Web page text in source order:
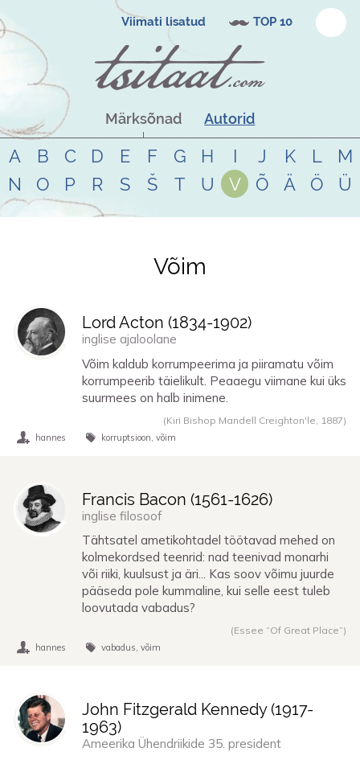
Viimati lisatud TOP 10
Märksõnad Autorid
A B C D E F G H I J K L
M
N
O P R S Š T U V Õ Ä Ö Ü
Tsitaadid teemalvõim
Võim
Lord Acton (1834-1902)
inglise ajaloolane
Võim kaldub korrumpeerima ja piiramatu võim
korrumpeerib täielikult. Peaaegu viimane kui üks
suurmees on halb inimene.
(Kiri Bishop Mandell Creighton'le, 1887)
hannes korruptsioon võim
Francis Bacon (1561-1626)
inglise filosoof
Tähtsatel ametikohtadel töötavad mehed on
kolmekordsed teenrid: nad teenivad monarhi
või riiki, kuulsust ja äri... Kas soov võimu juurde
pääseda pole kummaline, kui selle eest tuleb
loovutada vabadus?
(Essee “Of Great Place”)
hannes vabadus võim
John Fitzgerald Kennedy (1917-
1963)
Ameerika Ühendriikide 35. president